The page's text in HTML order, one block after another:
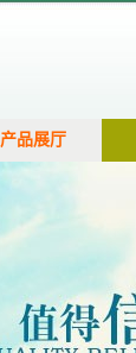
产品展厅